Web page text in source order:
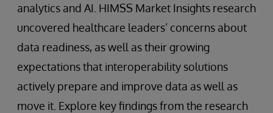
analytics and AI. HIMSS Market Insights research
uncovered healthcare leaders’ concerns about
data readiness, as well as their growing
expectations that interoperability solutions
actively prepare and improve data as well as
move it. Explore key findings from the research